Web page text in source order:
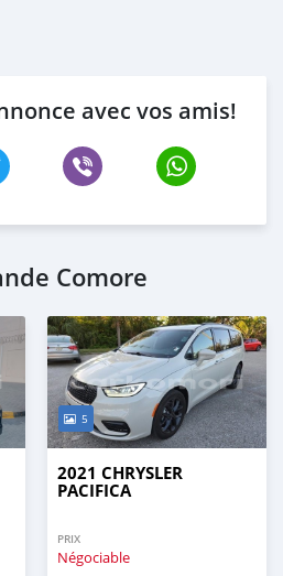
avec vos amis!
Comore
5
2021 CHRYSLER
PACIFICA
PRIX
Négociable